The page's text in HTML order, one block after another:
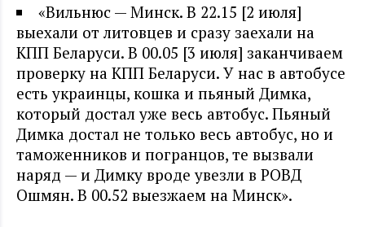
«Вильнюс — Минск. В 22.15 [2 июля]
выехали от литовцев и сразу заехали на
КПП Беларуси. В 00.05 [3 июля] заканчиваем
проверку на КПП Беларуси. У нас в автобусе
есть украинцы, кошка и пьяный Димка,
который достал уже весь автобус. Пьяный
Димка достал не только весь автобус, но и
таможенников и погранцов, те вызвали
наряд — и Димку вроде увезли в РОВД
Ошмян. В 00.52 выезжаем на Минск».